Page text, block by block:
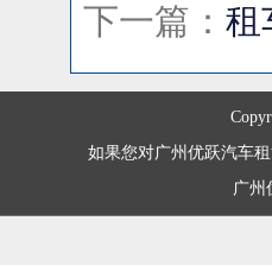
下一篇： 租
如果您对广州优跃汽车
广州